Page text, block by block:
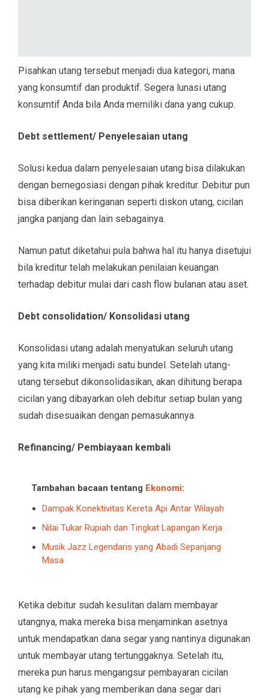
Pisahkan utang tersebut menjadi dua kategori, mana
yang konsumtif dan produktif. Segera lunasi utang
konsumtif Anda bila Anda memiliki dana yang cukup.
Debt settlement/ Penyelesaian utang
Solusi kedua dalam penyelesaian utang bisa dilakukan
dengan bernegosiasi dengan pihak kreditur. Debitur pun
bisa diberikan keringanan seperti diskon utang, cicilan
jangka panjang dan lain sebagainya.
Namun patut diketahui pula bahwa hal itu hanya disetujui
bila kreditur telah melakukan penilaian keuangan
terhadap debitur mulai dari cash flow bulanan atau aset.
Debt consolidation/ Konsolidasi utang
Konsolidasi utang adalah menyatukan seluruh utang
yang kita miliki menjadi satu bundel. Setelah utang-
utang tersebut dikonsolidasikan, akan dihitung berapa
cicilan yang dibayarkan oleh debitur setiap bulan yang
sudah disesuaikan dengan pemasukannya.
Refinancing/ Pembiayaan kembali
Tambahan bacaan tentang Ekonomi:
Dampak Konektivitas Kereta Api Antar Wilayah
Nilai Tukar Rupiah dan Tingkat Lapangan Kerja
Musik Jazz Legendaris yang Abadi Sepanjang
Masa
Ketika debitur sudah kesulitan dalam membayar
utangnya, maka mereka bisa menjaminkan asetnya
untuk mendapatkan dana segar yang nantinya digunakan
untuk membayar utang tertunggaknya. Setelah itu,
mereka pun harus mengangsur pembayaran cicilan
utang ke pihak yang memberikan dana segar dari